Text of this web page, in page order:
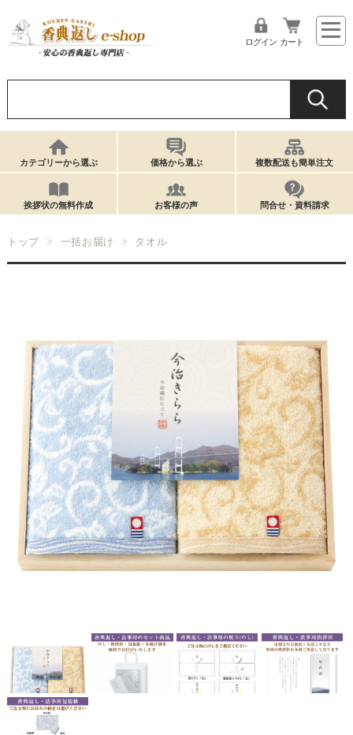
ログイン カート
カテゴリーから選ぶ 価格から選ぶ 複数配送も簡単注文
挨拶状の無料作成 お客様の声 問合せ・資料請求
トップ 一括お届け タオル